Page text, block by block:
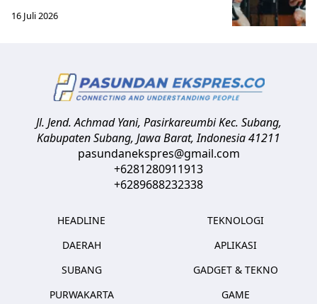
16 Juli 2026
Jl. Jend. Achmad Yani, Pasirkareumbi Kec. Subang,
Kabupaten Subang, Jawa Barat,Indonesia41211
pasundanekspres@gmail.com
+6281280911913
+6289688232338
HEADLINE
DAERAH
SUBANG
PURWAKARTA
TEKNOLOGI
APLIKASI
GADGET & TEKNO
GAME